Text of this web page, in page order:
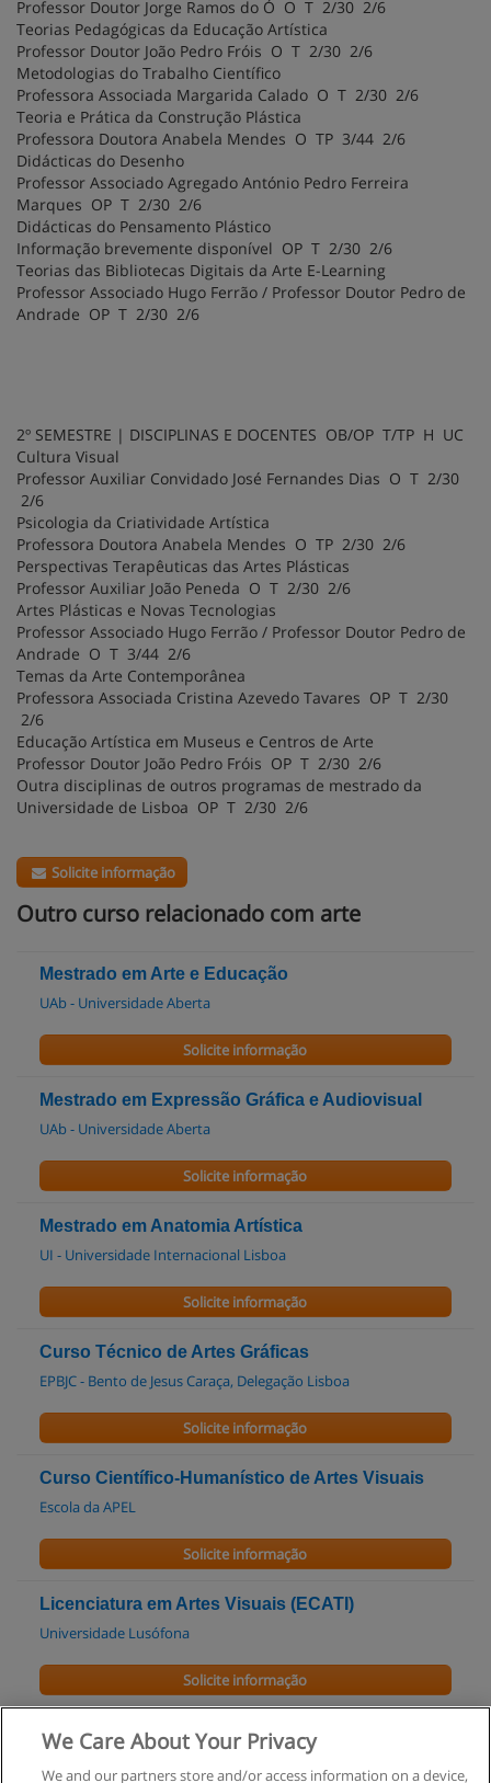
Professor Doutor Jorge Ramos do Ó O T 2/30 2/6
Teorias Pedagógicas da Educação Artística
Professor Doutor João Pedro Fróis O T 2/30 2/6
Metodologias do Trabalho Científico
Professora Associada Margarida Calado O T 2/30 2/6
Teoria e Prática da Construção Plástica
Professora Doutora Anabela Mendes O TP 3/44 2/6
Didácticas do Desenho
Professor Associado Agregado António Pedro Ferreira
Marques OP T 2/30 2/6
Didácticas do Pensamento Plástico
Informação brevemente disponível OP T 2/30 2/6
Teorias das Bibliotecas Digitais da Arte E-Learning
Professor Associado Hugo Ferrão / Professor Doutor Pedro de
Andrade OP T 2/30 2/6
2º SEMESTRE | DISCIPLINAS E DOCENTES OB/OP T/TP H UC
Cultura Visual
Professor Auxiliar Convidado José Fernandes Dias O T 2/30
2/6
Psicologia da Criatividade Artística
Professora Doutora Anabela Mendes O TP 2/30 2/6
Perspectivas Terapêuticas das Artes Plásticas
Professor Auxiliar João Peneda O T 2/30 2/6
Artes Plásticas e Novas Tecnologias
Professor Associado Hugo Ferrão / Professor Doutor Pedro de
Andrade O T 3/44 2/6
Temas da Arte Contemporânea
Professora Associada Cristina Azevedo Tavares OP T 2/30
2/6
Educação Artística em Museus e Centros de Arte
Professor Doutor João Pedro Fróis OP T 2/30 2/6
Outra disciplinas de outros programas de mestrado da
Universidade de Lisboa OP T 2/30 2/6
Solicite informação
Outro curso relacionado com arte
Mestrado em Arte e Educação
UAb - Universidade Aberta
Solicite informação
Mestrado em Expressão Gráfica e Audiovisual
UAb - Universidade Aberta
Solicite informação
Mestrado em Anatomia Artística
UI - Universidade Internacional Lisboa
Solicite informação
Curso Técnico de Artes Gráficas
EPBJC - Bento de Jesus Caraça, Delegação Lisboa
Solicite informação
Curso Científico-Humanístico de Artes Visuais
Escola da APEL
Solicite informação
Licenciatura em Artes Visuais (ECATI)
Universidade Lusófona
Solicite informação
Workshop de Lettering - Coimbra - Lisboa - Porto
We Care About Your Privacy
We and our partners store and/or access information on a device,